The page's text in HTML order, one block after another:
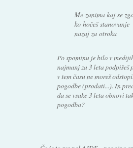
Me zanima kaj se
ko hočeš stanovanje
nazaj za otroka
Po spominu je bilo v
najmanj za 3 leta podpišeš
v tem času ne moreš
pogodbe (prodati...). In
da se vsake 3 leta obnovi
pogodba?